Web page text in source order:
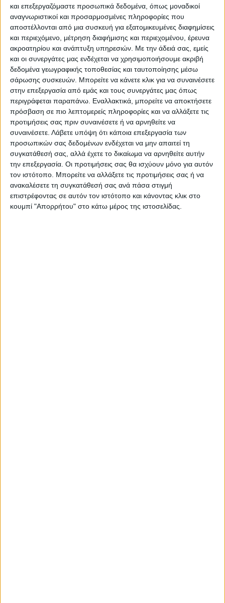
και επεξεργαζόμαστε προσωπικά δεδομένα, όπως μοναδικοί
αναγνωριστικοί και προσαρμοσμένες πληροφορίες που
αποστέλλονται από μια συσκευή για εξατομικευμένες διαφημίσεις
και περιεχόμενο, μέτρηση διαφήμισης και περιεχομένου, έρευνα
ακροατηρίου και ανάπτυξη υπηρεσιών. Με την άδειά σας, εμείς
και οι συνεργάτες μας ενδέχεται να χρησιμοποιήσουμε ακριβή
δεδομένα γεωγραφικής τοποθεσίας και ταυτοποίησης μέσω
σάρωσης συσκευών. Μπορείτε να κάνετε κλικ για να συναινέσετε
στην επεξεργασία από εμάς και τους συνεργάτες μας όπως
περιγράφεται παραπάνω. Εναλλακτικά, μπορείτε να αποκτήσετε
πρόσβαση σε πιο λεπτομερείς πληροφορίες και να αλλάξετε τις
προτιμήσεις σας πριν συναινέσετε ή να αρνηθείτε να
συναινέσετε. Λάβετε υπόψη ότι κάποια επεξεργασία των
προσωπικών σας δεδομένων ενδέχεται να μην απαιτεί τη
συγκατάθεσή σας, αλλά έχετε το δικαίωμα να αρνηθείτε αυτήν
την επεξεργασία. Οι προτιμήσεις σας θα ισχύουν μόνο για αυτόν
τον ιστότοπο. Μπορείτε να αλλάξετε τις προτιμήσεις σας ή να
ανακαλέσετε τη συγκατάθεσή σας ανά πάσα στιγμή
επιστρέφοντας σε αυτόν τον ιστότοπο και κάνοντας κλικ στο
κουμπί "Απορρήτου" στο κάτω μέρος της ιστοσελίδας.
Δημοσιογραφική Ομάδα ΝΕΟΣ ΑΓΩΝ
https://neosagon.gr
Η Αρχαιότερη Καθημερινή Πρωινή Εφημερίδα της Καρδίτσας
ΠΑΡΟΜΟΙΑ ΑΡΘΡΑ